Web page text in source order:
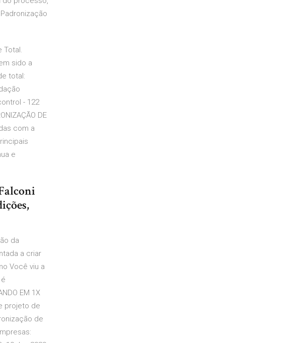
Total.
sido a
total:
- 122
DE
com a
e
da
a criar
Você viu a
EM 1X
projeto de
de